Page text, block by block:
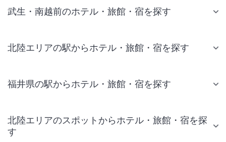
武生・南越前のホテル・旅館・宿を探す
北陸エリアの駅からホテル・旅館・宿を探す
福井県の駅からホテル・旅館・宿を探す
北陸エリアのスポットからホテル・旅館・宿を探
す